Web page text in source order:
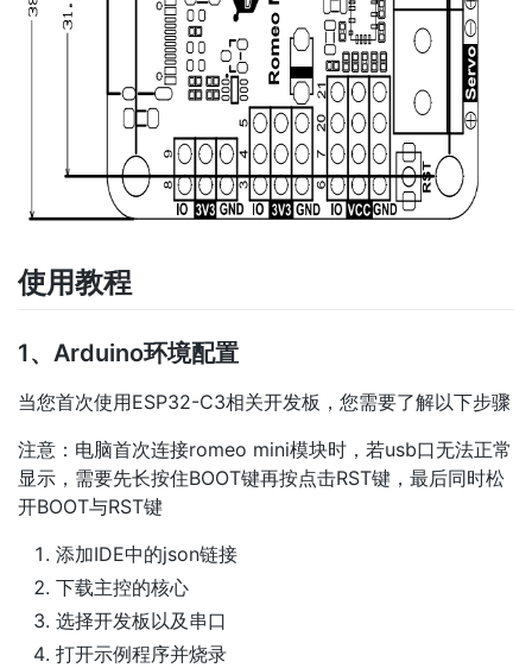
使用教程
1、Arduino环境配置
当您首次使用ESP32-C3相关开发板，您需要了解以下步骤
注意：电脑首次连接romeo mini模块时，若usb口无法正常
显示，需要先长按住BOOT键再按点击RST键，最后同时松
开BOOT与RST键
添加IDE中的json链接
下载主控的核心
选择开发板以及串口
打开示例程序并烧录